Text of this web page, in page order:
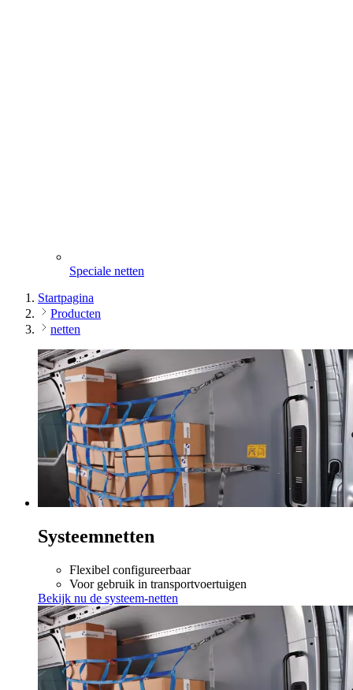
Speciale netten
Startpagina
Producten
netten
Systeemnetten
Flexibel configureerbaar
Voor gebruik in transportvoertuigen
Bekijk nu de systeem-netten